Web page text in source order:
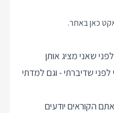
כאן באתר.
שאני מציג אותן
שדיברתי - וגם למדתי
הקוראים יודעים